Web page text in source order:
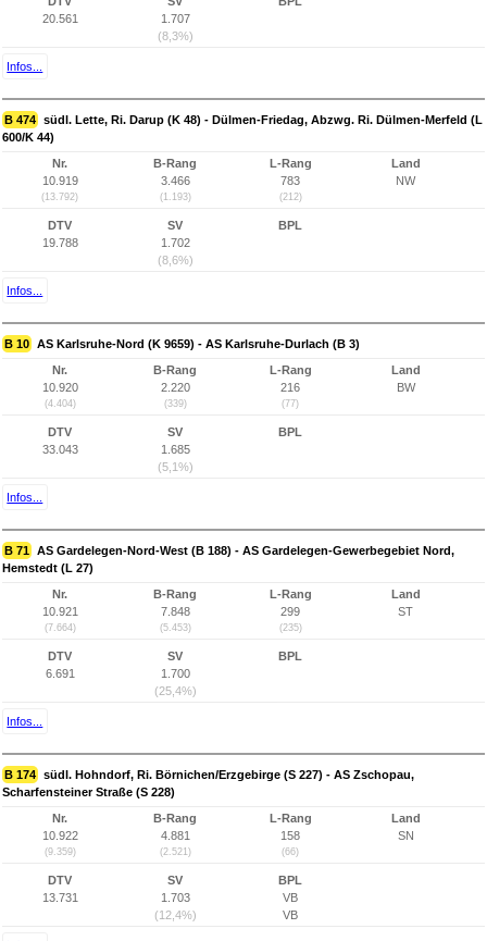
20.561
1.707
(8,3%)
Infos...
B 474 südl. Lette, Ri. Darup (K 48) - Dülmen-Friedag, Abzwg. Ri. Dülmen-Merfeld (L
600/K 44)
Nr.
10.919
(13.792)
B-Rang
3.466
(1.193)
L-Rang
783
(212)
Land
NW
DTV
19.788
SV
1.702
(8,6%)
BPL
Infos...
B 10 AS Karlsruhe-Nord (K 9659) - AS Karlsruhe-Durlach (B 3)
Nr.
10.920
(4.404)
B-Rang
2.220
(339)
L-Rang
216
(77)
Land
BW
DTV
33.043
SV
1.685
(5,1%)
BPL
Infos...
B 71 AS Gardelegen-Nord-West (B 188) - AS Gardelegen-Gewerbegebiet Nord,
Hemstedt (L 27)
Nr.
10.921
(7.664)
B-Rang
7.848
(5.453)
L-Rang
299
(235)
Land
ST
DTV
6.691
SV
1.700
(25,4%)
BPL
Infos...
B 174 südl. Hohndorf, Ri. Börnichen/Erzgebirge (S 227) - AS Zschopau,
Scharfensteiner Straße (S 228)
Nr.
10.922
(9.359)
B-Rang
4.881
(2.521)
L-Rang
158
(66)
Land
SN
DTV
13.731
SV
1.703
(12,4%)
BPL
VB
VB